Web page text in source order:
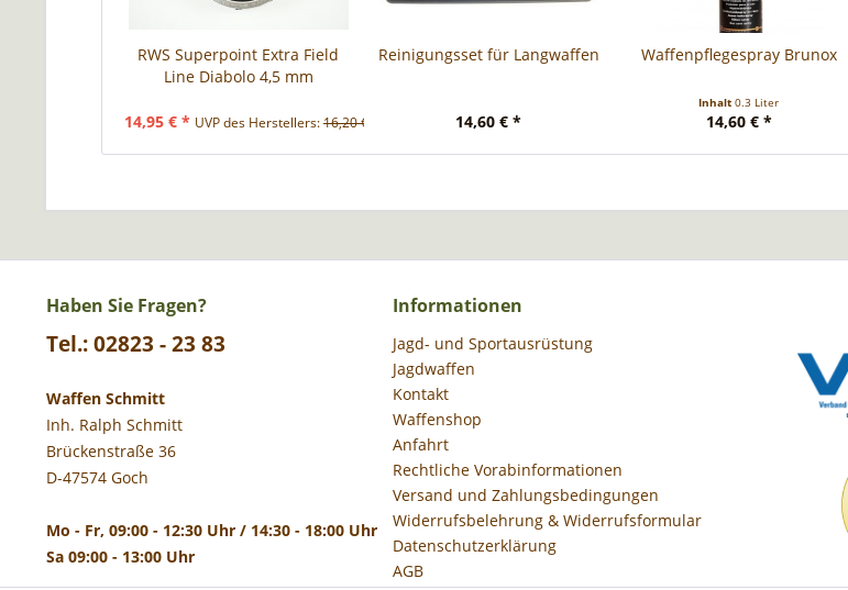
RWS Superpoint Extra Field
Line Diabolo 4,5 mm
14,95 € * UVP des Herstellers:16,20 € *
Reinigungsset für Langwaffen
14,60 € *
Waffenpflegespray Brunox
Inhalt0.3 Liter
14,60 € *
Haben Sie Fragen?
Tel.: 02823 - 23 83
Waffen Schmitt
Inh. Ralph Schmitt
Brückenstraße 36
D-47574 Goch
Mo - Fr, 09:00 - 12:30 Uhr / 14:30 - 18:00 Uhr
Sa 09:00 - 13:00 Uhr
Informationen
Jagd- und Sportausrüstung
Jagdwaffen
Kontakt
Waffenshop
Anfahrt
Rechtliche Vorabinformationen
Versand und Zahlungsbedingungen
Widerrufsbelehrung & Widerrufsformular
Datenschutzerklärung
AGB